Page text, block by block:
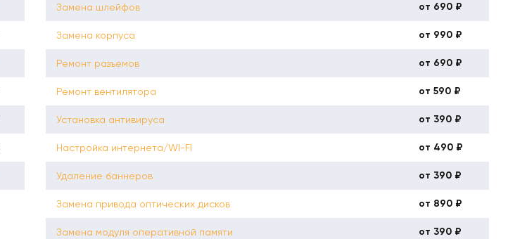
Замена шлейфов от 690 ₽
Замена корпуса от 990 ₽
Ремонт разъемов от 690 ₽
Ремонт вентилятора от 590 ₽
Установка антивируса от 390 ₽
Настройка интернета/WI-FI от 490 ₽
Удаление баннеров от 390 ₽
Замена привода оптических дисков от 890 ₽
Замена модуля оперативной памяти от 390 ₽